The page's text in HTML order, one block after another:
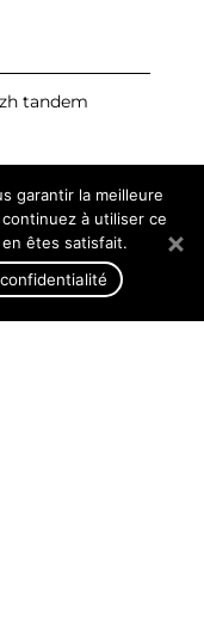
tandem
garantir la meilleure
à utiliser ce
êtes satisfait.